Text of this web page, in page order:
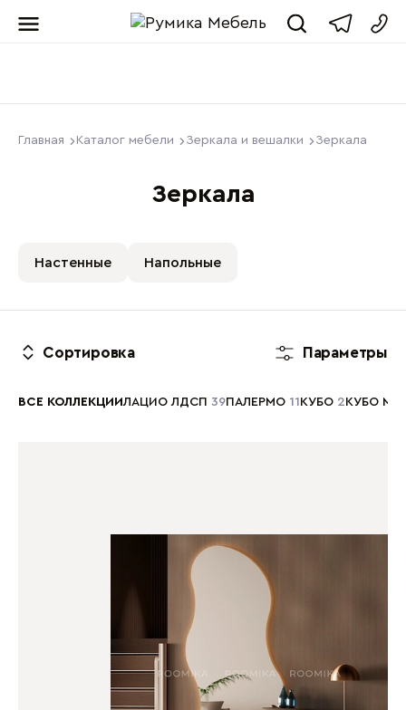
Мебель от
Главная Каталог мебели Зеркала и вешалки Зеркала
Зеркала
Настенные Напольные
Параметры
Сортировка
ВСЕ КОЛЛЕКЦИИЛАЦИО ЛДСП 39ПАЛЕРМО 11 КУБО 2 КУБО